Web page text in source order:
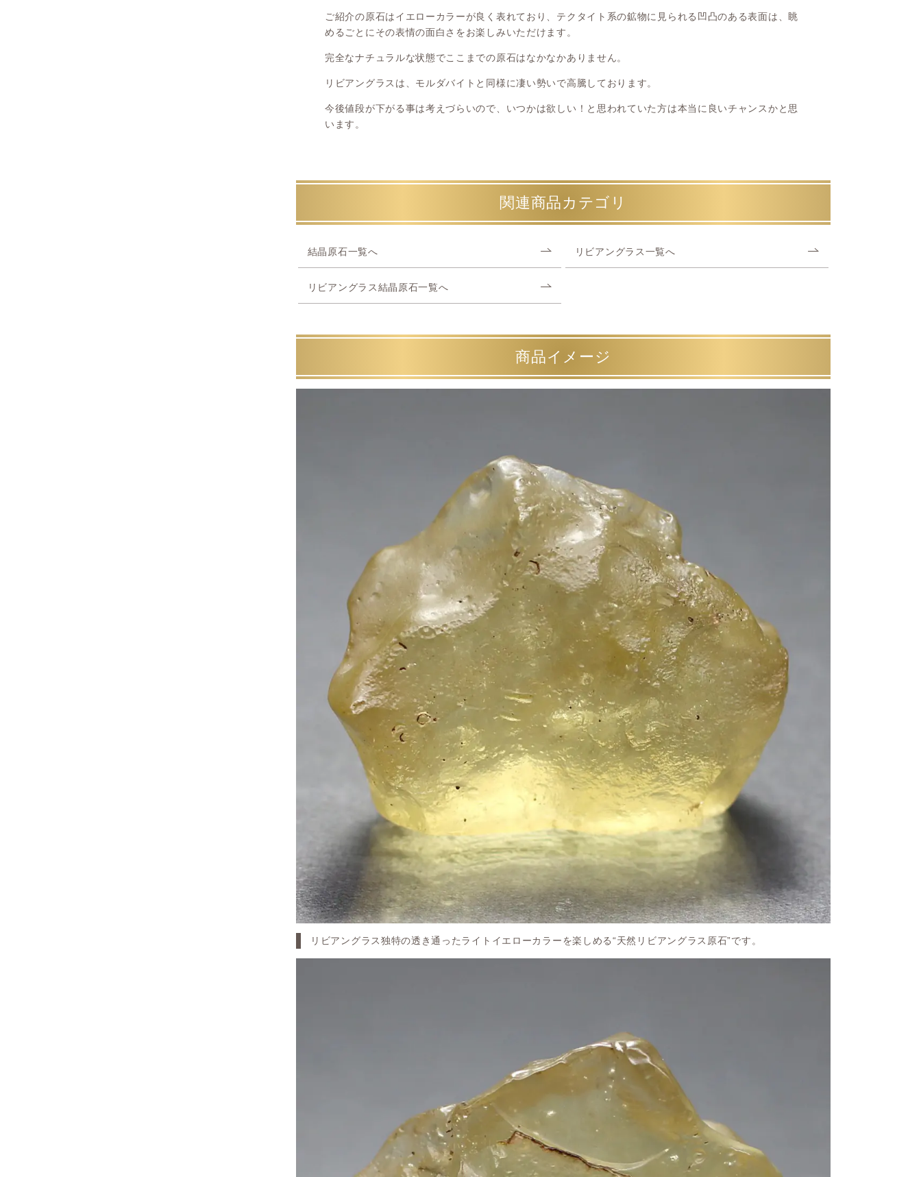
ご紹介の原石はイエローカラーが良く表れており、テクタイト系の鉱物に見られる凹凸のある表面は、眺
めるごとにその表情の面白さをお楽しみいただけます。
完全なナチュラルな状態でここまでの原石はなかなかありません。
リビアングラスは、モルダバイトと同様に凄い勢いで高騰しております。
今後値段が下がる事は考えづらいので、いつかは欲しい！と思われていた方は本当に良いチャンスかと思
います。
関連商品カテゴリ
結晶原石一覧へ リビアングラス一覧へ
リビアングラス結晶原石一覧へ
商品イメージ
リビアングラス独特の透き通ったライトイエローカラーを楽しめる“天然リビアングラス原石”です。